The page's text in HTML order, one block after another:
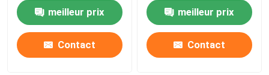
meilleur prix
Contact
meilleur prix
Contact